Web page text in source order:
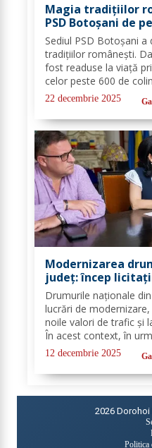
Magia tradițiilor
PSD Botoșani de
FOTO
Sediul PSD Botoșani
tradițiilor românești.
fost readuse la viață
celor peste 600 de
din întreg județul.
22 decembrie 2025
Modernizarea
județ: încep
fezabilitate
Drumurile naționale
lucrări de
noile valori de trafic și
În acest context, în
echipa PSD Botoșani,
și Poduri Iași a scos la...
12 decembrie 2025
2026 Dorohoi
Politica